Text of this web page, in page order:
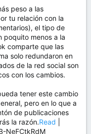
peso a las
tu relación con la
el tipo de
poquito menos a la
comparte que las
solo redundaron en
de la red social son
con los cambios.
tener este cambio
pero en lo que a
de publicaciones
la razón.Read